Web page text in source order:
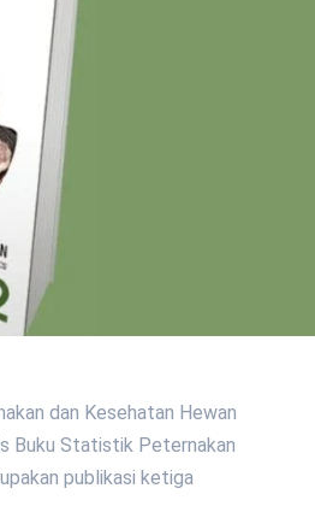
dan Kesehatan Hewan
Buku Statistik Peternakan
publikasi ketiga